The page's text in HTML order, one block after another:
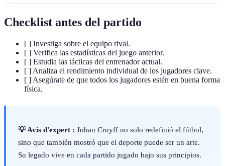
Checklist antes del partido
[ ] Investiga sobre el equipo rival.
[ ] Verifica las estadísticas del juego anterior.
[ ] Estudia las tácticas del entrenador actual.
[ ] Analiza el rendimiento individual de los jugadores clave.
[ ] Asegúrate de que todos los jugadores estén en buena forma
física.
💡 Avis d'expert : Johan Cruyff no solo redefinió el fútbol,
sino que también mostró que el deporte puede ser un arte.
Su legado vive en cada partido jugado bajo sus principios.